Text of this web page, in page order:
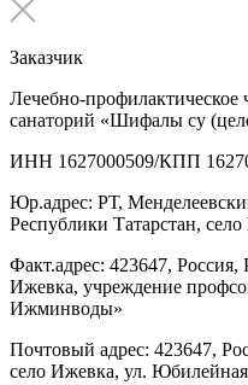
Заказчик
Лечебно-профилактическое
санаторий «Шифалы су
ИНН 1627000509/КПП
Юр.адрес: РТ,
Республики Татарстан,
Факт.адрес: 423647,
Ижевка, учреждение
Ижминводы»
Почтовый адрес: 423647,
село Ижевка, ул.